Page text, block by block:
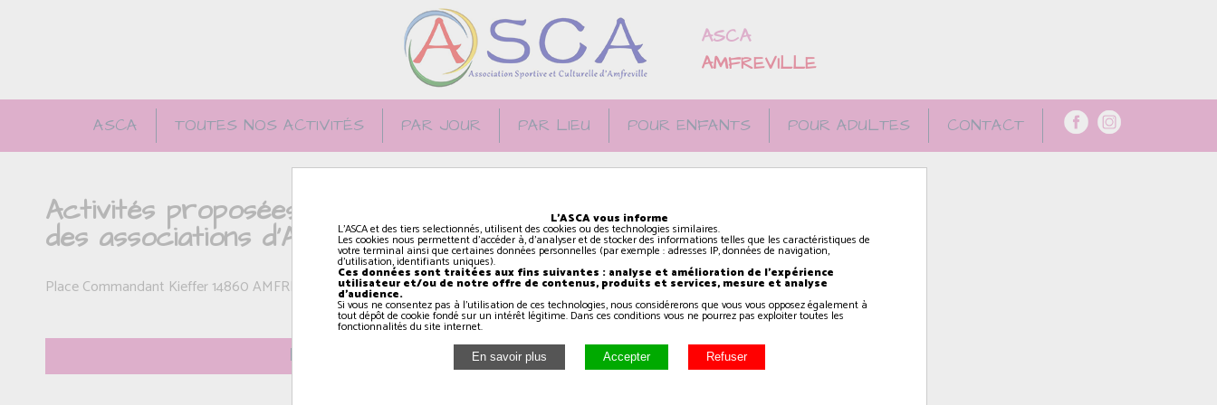
ASCA
AMFREVILLE
ASCA TOUTES NOS ACTIVITÉS PAR JOUR PAR LIEU POUR ENFANTS POUR ADULTES CONTACT
Activités proposées par l'ASCA à la salle
des associations d'AMFREVILLE
Place Commandant Kieffer 14860 AMFREVILLE
Le lundi
L'ASCA vous informe
L'ASCA et des tiers selectionnés, utilisent des cookies ou des technologies similaires.
Les cookies nous permettent d'accéder à, d'analyser et de stocker des informations telles que les caractéristiques de
votre terminal ainsi que certaines données personnelles (par exemple : adresses IP, données de navigation,
d'utilisation, identifiants uniques).
Ces données sont traitées aux fins suivantes : analyse et amélioration de l'expérience
utilisateur et/ou de notre offre de contenus, produits et services, mesure et analyse
d'audience.
Si vous ne consentez pas à l'utilisation de ces technologies, nous considérerons que vous vous opposez également à
tout dépôt de cookie fondé sur un intérêt légitime. Dans ces conditions vous ne pourrez pas exploiter toutes les
fonctionnalités du site internet.